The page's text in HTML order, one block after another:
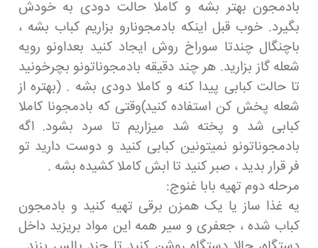
بادمجون بهتر بشه و کاملا حالت دودی به خودش
بگیرد. خوب قبل اینکه بادمجونارو بزاریم کباب بشه ،
باچنگال چندتا سوراخ روش ایجاد کنید بعداونو رویه
شعله گاز بزارید. هر چند دقیقه بادمجوناتونو بچرخونید
تا حالت کبابی پیدا کنه و کاملا دودی بشه . (بهتره از
شعله پخش کن استفاده کنید)وقتی که بادمجونا کاملا
کبابی شد و پخته شد میزاریم تا سرد بشود. اگه
بادمجوناتونو نمیتونین کبابی کنید و دوست دارید تو
فر قرار بدید ، صبر کنید تا ابش کاملا کشیده بشه .
مرحله دوم تهیه بابا غنوج:
یه غذا ساز یا یک همزن برقی تهیه کنید و بادمجون
کباب شده ، جعفری و سیر همه این مواد بریزید داخل